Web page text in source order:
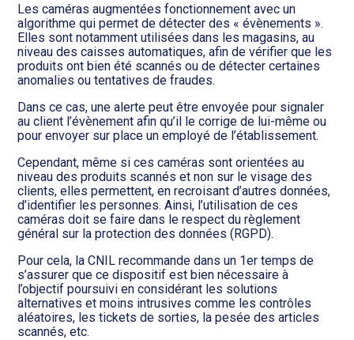
Les caméras augmentées fonctionnement avec un
algorithme qui permet de détecter des « évènements ».
Elles sont notamment utilisées dans les magasins, au
niveau des caisses automatiques, afin de vérifier que les
produits ont bien été scannés ou de détecter certaines
anomalies ou tentatives de fraudes.
Dans ce cas, une alerte peut être envoyée pour signaler
au client l’évènement afin qu’il le corrige de lui-même ou
pour envoyer sur place un employé de l’établissement.
Cependant, même si ces caméras sont orientées au
niveau des produits scannés et non sur le visage des
clients, elles permettent, en recroisant d’autres données,
d’identifier les personnes. Ainsi, l’utilisation de ces
caméras doit se faire dans le respect du règlement
général sur la protection des données (RGPD).
Pour cela, la CNIL recommande dans un 1er temps de
s’assurer que ce dispositif est bien nécessaire à
l’objectif poursuivi en considérant les solutions
alternatives et moins intrusives comme les contrôles
aléatoires, les tickets de sorties, la pesée des articles
scannés, etc.